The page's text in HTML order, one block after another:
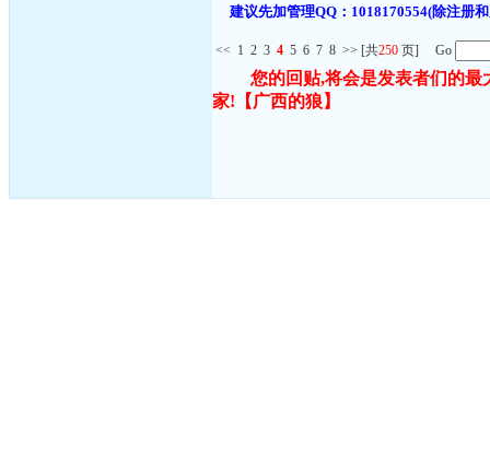
建议先加管理QQ：1018170554(除注册
<< 1 2 3 4 5 6 7 8 >> [共250 页] Go
您的回贴,将会是发表者们的
家! 【广西的狼】